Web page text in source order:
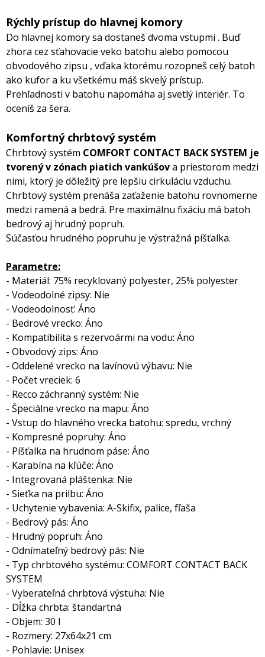
Rýchly prístup do hlavnej komory
Do hlavnej komory sa dostaneš dvoma vstupmi . Buď
zhora cez sťahovacie veko batohu alebo pomocou
obvodového zipsu , vďaka ktorému rozopneš celý batoh
ako kufor a ku všetkému máš skvelý prístup.
Prehľadnosti v batohu napomáha aj svetlý interiér. To
oceníš za šera.
Komfortný chrbtový systém
Chrbtový systém COMFORT CONTACT BACK SYSTEM je
tvorený v zónach piatich vankúšova priestorom medzi
nimi, ktorý je dôležitý pre lepšiu cirkuláciu vzduchu.
Chrbtový systém prenáša zaťaženie batohu rovnomerne
medzi ramená a bedrá. Pre maximálnu fixáciu má batoh
bedrový aj hrudný popruh.
Súčasťou hrudného popruhu je výstražná píšťalka.
Parametre:
- Materiál: 75% recyklovaný polyester, 25% polyester
- Vodeodolné zipsy: Nie
- Vodeodolnosť: Áno
- Bedrové vrecko: Áno
- Kompatibilita s rezervoármi na vodu: Áno
- Obvodový zips: Áno
- Oddelené vrecko na lavínovú výbavu: Nie
- Počet vreciek: 6
- Recco záchranný systém: Nie
- Špeciálne vrecko na mapu: Áno
- Vstup do hlavného vrecka batohu: spredu, vrchný
- Kompresné popruhy: Áno
- Píšťalka na hrudnom páse: Áno
- Karabína na kľúče: Áno
- Integrovaná pláštenka: Nie
- Sieťka na prilbu: Áno
- Uchytenie vybavenia: A-Skifix, palice, fľaša
- Bedrový pás: Áno
- Hrudný popruh: Áno
- Odnímateľný bedrový pás: Nie
- Typ chrbtového systému: COMFORT CONTACT BACK
SYSTEM
- Vyberateľná chrbtová výstuha: Nie
- Dĺžka chrbta: štandartná
- Objem: 30 l
- Rozmery: 27x64x21 cm
- Pohlavie: Unisex